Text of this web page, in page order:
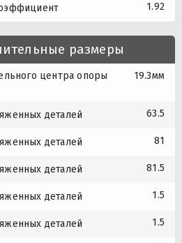
1.92
размеры
центра опоры
19.3мм
деталей 63.5
деталей 81
деталей 81.5
деталей 1.5
деталей 1.5